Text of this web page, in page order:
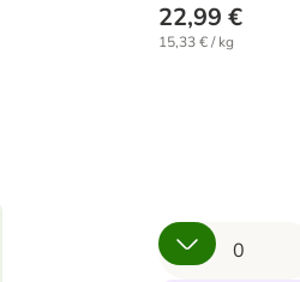
22,99 €
15,33 € / kg